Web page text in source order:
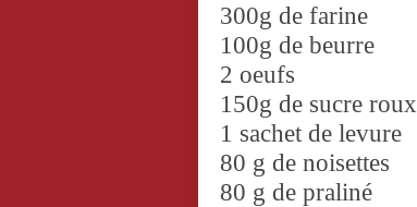
300g de farine
100g de beurre
2 oeufs
150g de sucre roux
1 sachet de levure
80 g de noisettes
80 g de praliné